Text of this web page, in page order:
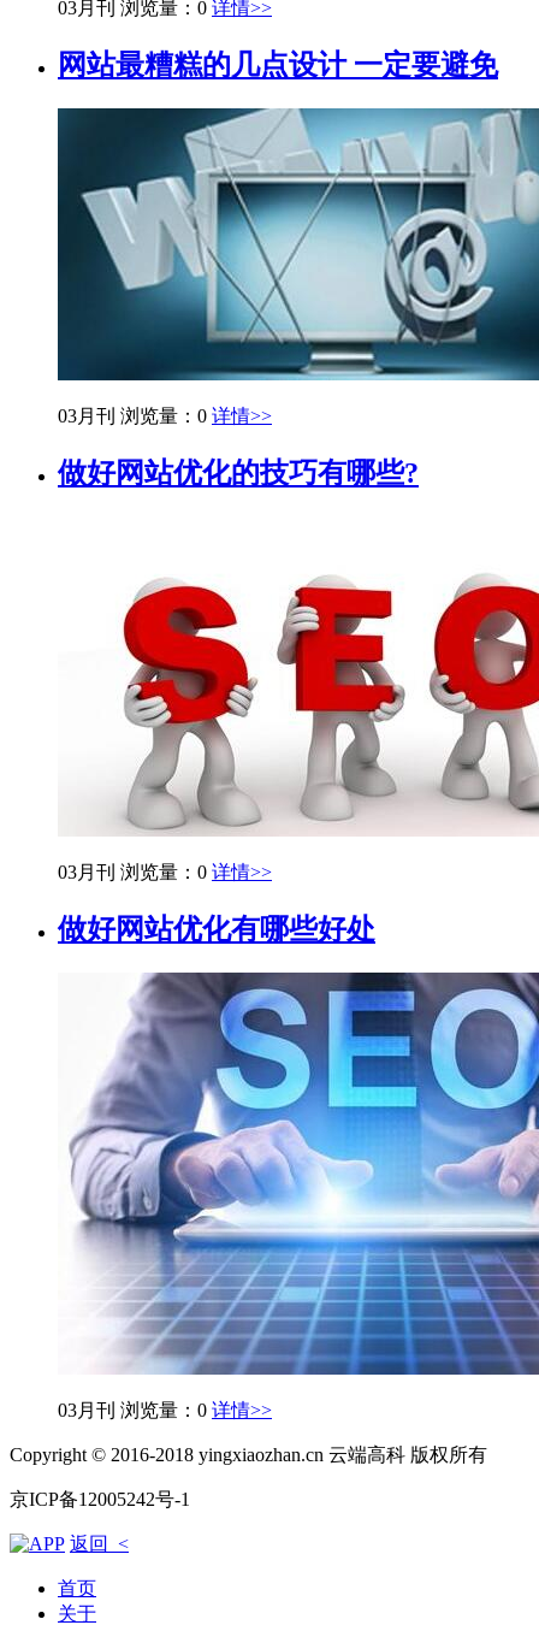
03月刊 浏览量：0 详情>>
网站最糟糕的几点设计 一定要避免
03月刊 浏览量：0 详情>>
做好网站优化的技巧有哪些?
03月刊 浏览量：0 详情>>
做好网站优化有哪些好处
03月刊 浏览量：0 详情>>
Copyright © 2016-2018 yingxiaozhan.cn 云端高科 版权所有
京ICP备12005242号-1
返回 <
首页
关于